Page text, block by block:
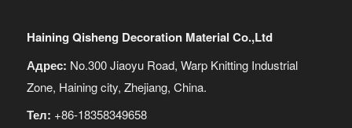
Haining Qisheng Decoration Material Co.,Ltd
Адрес: No.300 Jiaoyu Road, Warp Knitting Industrial
Zone, Haining city, Zhejiang, China.
Тел: +86-18358349658